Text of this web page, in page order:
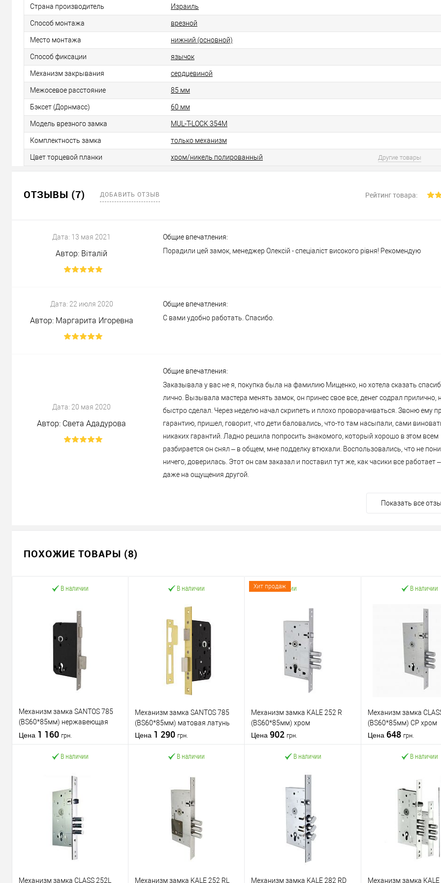
Страна производитель Израиль
Способ монтажа врезной
Место монтажа нижний (основной)
Способ фиксации язычок
Механизм закрывания сердцевиной
Межосевое расстояние 85 мм
Бэксет (Дорнмасс) 60 мм
Модель врезного замка MUL-T-LOCK 354M
Комплектность замка только механизм
Цвет торцевой планки хром/никель полированный Другие товары
ОТЗЫВЫ (7) ДОБАВИТЬ ОТЗЫВ Рейтинг товара:
Дата: 13 мая 2021
Автор: Віталій
Общие впечатления:
Порадили цей замок, менеджер Олексій - спеціаліст високого рівня! Рекомендую
Дата: 22 июля 2020
Автор: Маргарита Игоревна
Общие впечатления:
С вами удобно работать. Спасибо.
Дата: 20 мая 2020
Автор: Света Ададурова
Общие впечатления:
Заказывала у вас не я, покупка была на фамилию Мищенко, но хотела сказать
лично. Вызывала мастера менять замок, он принес свое все, денег содрал прилично,
быстро сделал. Через неделю начал скрипеть и плохо проворачиваться. Звоню ему
гарантию, пришел, говорит, что дети баловались, что-то там насыпали, сами
никаких гарантий. Ладно решила попросить знакомого, который хорошо в этом всем
разбирается он снял – в общем, мне подделку втюхали. Воспользовались, что не
ничего, доверилась. Этот он сам заказал и поставил тут же, как часики все работает –
даже на ощущения другой.
Показать все
ПОХОЖИЕ ТОВАРЫ (8)
В наличии
Механизм замка SANTOS 785
(BS60*85мм) нержавеющая
сталь
Цена 1 160 грн.
Купить в 1
В избранное
В наличии
Механизм замка SANTOS 785
(BS60*85мм) матовая латунь
Цена 1 290 грн.
В избранное
Хит продаж
В наличии
Механизм замка KALE 252 R
(BS60*85мм) хром
Цена 902 грн.
В корзину
Купить в 1
В избранное
В наличии
Механизм замка
(BS60*85мм) CP хром
Цена 648 грн.
Купить в 1
В избранное
В наличии
Механизм замка CLASS 252L
В наличии
Механизм замка KALE 252 RL
В наличии
Механизм замка KALE 282 RD
В наличии
Механизм замка KALE